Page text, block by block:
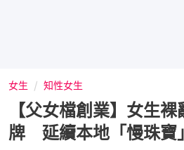
女生 知性女生
【父女檔創業】女生
牌 延續本地「慢珠寶